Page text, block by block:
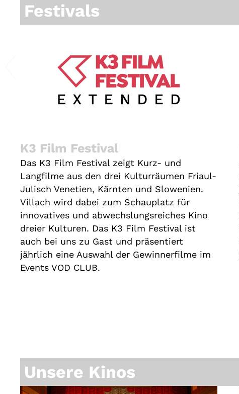
Festivals
K3 Film Festival
Das K3 Film Festival zeigt Kurz- und
Langfilme aus den drei Kulturräumen Friaul-
Julisch Venetien, Kärnten und Slowenien.
Villach wird dabei zum Schauplatz für
innovatives und abwechslungsreiches Kino
dreier Kulturen. Das K3 Film Festival ist
auch bei uns zu Gast und präsentiert
jährlich eine Auswahl der Gewinnerfilme im
Events VOD CLUB.
Unsere Kinos